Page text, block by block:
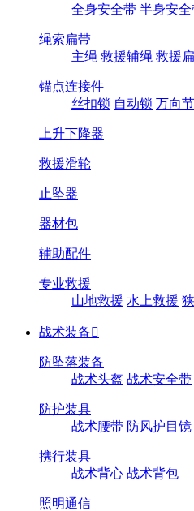
全身安全带 半身安全
绳索扁带
主绳 救援辅绳 救援
锚点连接件
丝扣锁 自动锁 万向节
上升下降器
救援滑轮
止坠器
器材包
辅助配件
专业救援
山地救援 水上救援
战术装备
防坠落装备
战术头盔 战术安全带
防护装具
战术腰带 防风护目镜
携行装具
战术背心 战术背包
照明通信